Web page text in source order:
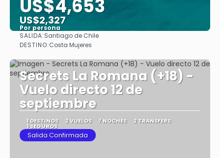
US$4,653
US$2,327
Por persona
SALIDA:Santiago de Chile
DESTINO:Costa Mujeres
Secrets La Romana (+18) -
Vuelo directo 12 de
septiembre
1 DESTINOS 2 VUELOS 7 NOCHES 2 TRANSFERS
1 SEGUROS
Salida Confirmada